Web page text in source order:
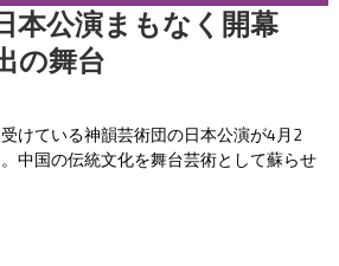
本公演まもなく開幕
の舞台
けている神韻芸術団の日本公演が4月2
中国の伝統文化を舞台芸術として蘇らせ